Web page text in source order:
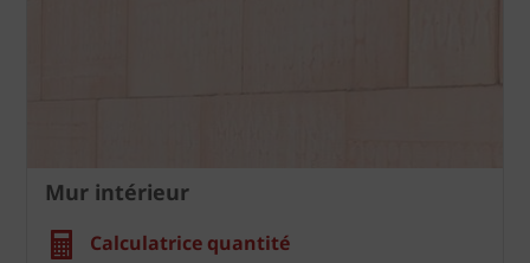
Mur intérieur
Calculatrice quantité